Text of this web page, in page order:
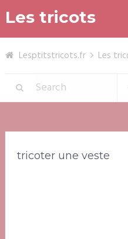
Les tricots
Lesptitstricots.fr Les
tricoter une veste